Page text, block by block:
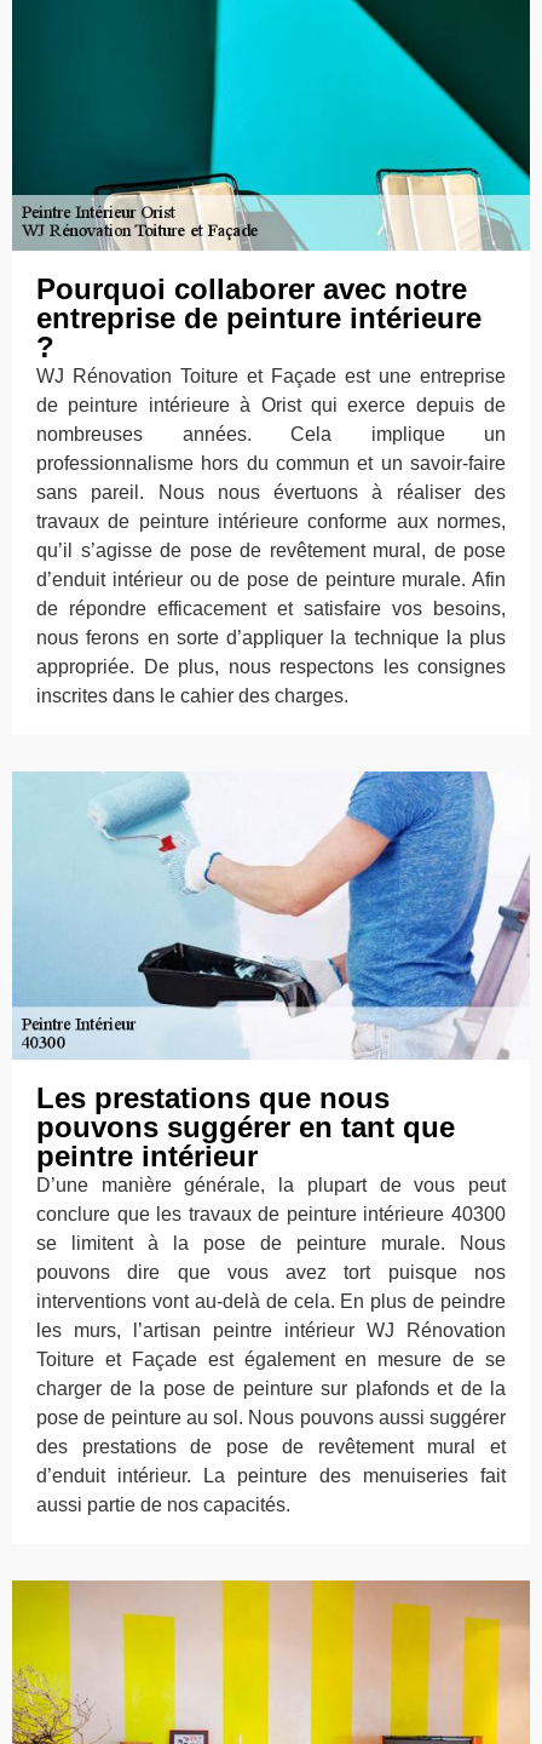
Pourquoi collaborer avec notre
entreprise de peinture intérieure
?
WJ Rénovation Toiture et Façade est une entreprise
de peinture intérieure à Orist qui exerce depuis de
nombreuses années. Cela implique un
professionnalisme hors du commun et un savoir-faire
sans pareil. Nous nous évertuons à réaliser des
travaux de peinture intérieure conforme aux normes,
qu’il s’agisse de pose de revêtement mural, de pose
d’enduit intérieur ou de pose de peinture murale. Afin
de répondre efficacement et satisfaire vos besoins,
nous ferons en sorte d’appliquer la technique la plus
appropriée. De plus, nous respectons les consignes
inscrites dans le cahier des charges.
Les prestations que nous
pouvons suggérer en tant que
peintre intérieur
D’une manière générale, la plupart de vous peut
conclure que les travaux de peinture intérieure 40300
se limitent à la pose de peinture murale. Nous
pouvons dire que vous avez tort puisque nos
interventions vont au-delà de cela. En plus de peindre
les murs, l’artisan peintre intérieur WJ Rénovation
Toiture et Façade est également en mesure de se
charger de la pose de peinture sur plafonds et de la
pose de peinture au sol. Nous pouvons aussi suggérer
des prestations de pose de revêtement mural et
d’enduit intérieur. La peinture des menuiseries fait
aussi partie de nos capacités.